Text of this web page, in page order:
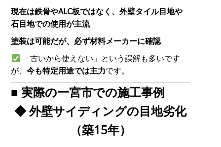
現在は鉄骨やALC板ではなく、外壁タイル目地や
石目地での使用が主流
塗装は可能だが、必ず材料メーカーに確認
「古いから使えない」という誤解も多いです
が、今も特定用途では主力です。
■ 実際の一宮市での施工事例
◆ 外壁サイディングの目地劣化
（築15年）